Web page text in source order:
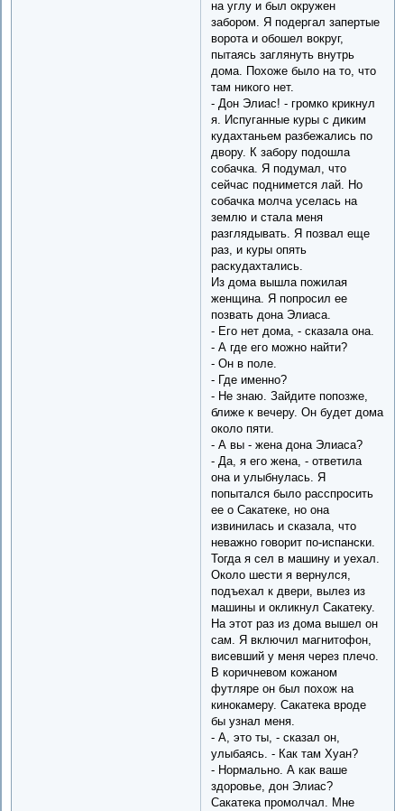
на углу и был окружен
забором. Я подергал запертые
ворота и обошел вокруг,
пытаясь заглянуть внутрь
дома. Похоже было на то, что
там никого нет.
- Дон Элиас! - громко крикнул
я. Испуганные куры с диким
кудахтаньем разбежались по
двору. К забору подошла
собачка. Я подумал, что
сейчас поднимется лай. Но
собачка молча уселась на
землю и стала меня
разглядывать. Я позвал еще
раз, и куры опять
раскудахтались.
Из дома вышла пожилая
женщина. Я попросил ее
позвать дона Элиаса.
- Его нет дома, - сказала она.
- А где его можно найти?
- Он в поле.
- Где именно?
- Не знаю. Зайдите попозже,
ближе к вечеру. Он будет дома
около пяти.
- А вы - жена дона Элиаса?
- Да, я его жена, - ответила
она и улыбнулась. Я
попытался было расспросить
ее о Сакатеке, но она
извинилась и сказала, что
неважно говорит по-испански.
Тогда я сел в машину и уехал.
Около шести я вернулся,
подъехал к двери, вылез из
машины и окликнул Сакатеку.
На этот раз из дома вышел он
сам. Я включил магнитофон,
висевший у меня через плечо.
В коричневом кожаном
футляре он был похож на
кинокамеру. Сакатека вроде
бы узнал меня.
- А, это ты, - сказал он,
улыбаясь. - Как там Хуан?
- Нормально. А как ваше
здоровье, дон Элиас?
Сакатека промолчал. Мне